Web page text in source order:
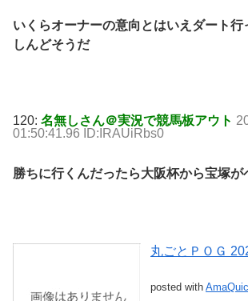
いくらオーナーの意向とはいえダート行
しんどそうだ
120: 名無しさん＠実況で競馬板アウト
01:50:41.96 ID:IRAUiRbs0
勝ちに行くんだったら大阪杯から宝塚が
丸ごとＰＯＧ
posted with